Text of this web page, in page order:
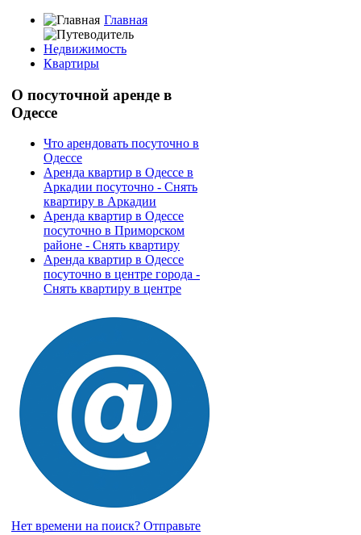
Главная
Недвижимость
Квартиры
О посуточной аренде в
Одессе
Что арендовать посуточно в
Одессе
Аренда квартир в Одессе в
Аркадии посуточно - Снять
квартиру в Аркадии
Аренда квартир в Одессе
посуточно в Приморском
районе - Снять квартиру
Аренда квартир в Одессе
посуточно в центре города -
Снять квартиру в центре
Нет времени на поиск? Отправьте